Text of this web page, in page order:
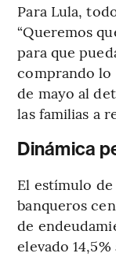
Para Lula,
“Queremos
para que
comprando lo
de mayo al
las familias a
Dinámica
El estímulo
banqueros
de
elevado 14,5%